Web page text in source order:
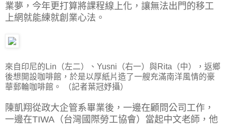
業夢，今年更打算將課程線上化，讓無法出門的移工
上網就能練就創業心法。
來自印尼的Lin（左二）、Yusni（右一）與Rita（中），返鄉
後想開設咖啡館，於是以厚紙片造了一艘充滿南洋風情的豪
華郵輪咖啡館。 （記者葉冠妤攝）
陳凱翔從政大企管系畢業後，一邊在顧問公司工作，
一邊在TIWA（台灣國際勞工協會）當起中文老師，他